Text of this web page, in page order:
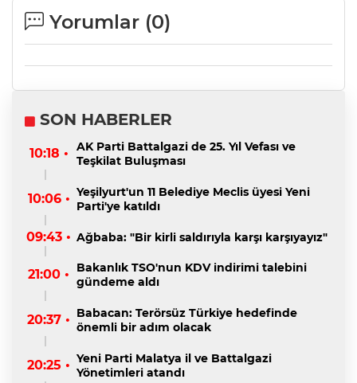
Yorumlar (0)
SON HABERLER
10:18 •
AK Parti Battalgazi de 25. Yıl Vefası ve
Teşkilat Buluşması
10:06 • Yeşilyurt'un 11 Belediye Meclis üyesi Yeni
Parti'ye katıldı
09:43 • Ağbaba: "Bir kirli saldırıyla karşı karşıyayız"
21:00 •
Bakanlık TSO'nun KDV indirimi talebini
gündeme aldı
20:37 • Babacan: Terörsüz Türkiye hedefinde
önemli bir adım olacak
20:25 • Yeni Parti Malatya il ve Battalgazi
Yönetimleri atandı